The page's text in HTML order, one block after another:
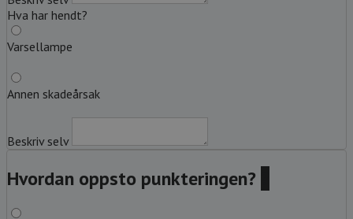
Hva har hendt?
Varsellampe
Annen skadeårsak
Beskriv selv
Hvordan oppsto punkteringen?